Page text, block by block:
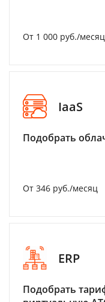
От 1 000 руб./месяц
IaaS
Подобрать
От 346 руб./месяц
ERP
Подобрать